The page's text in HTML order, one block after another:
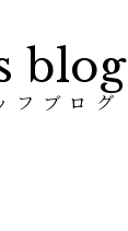
blog
フブログ